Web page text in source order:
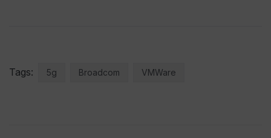
Tags: 5g Broadcom VMWare